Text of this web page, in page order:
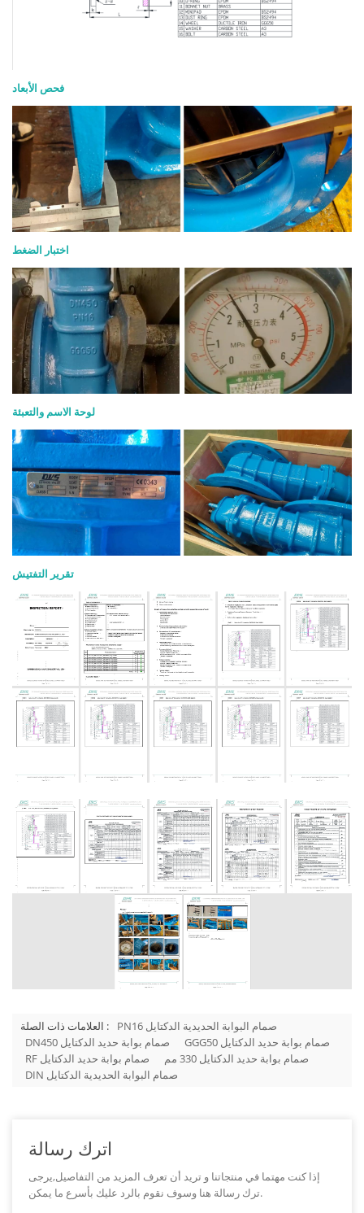
فحص الأبعاد
اختبار الضغط
لوحة الاسم والتعبئة
تقرير التفتيش
العلامات ذات الصلة :
PN16 صمام البوابة الحديدية الدكتايل
DN450 صمام بوابة حديد الدكتايل
GGG50 صمام بوابة حديد الدكتايل
RF صمام بوابة حديد الدكتايل
صمام بوابة حديد الدكتايل 330 مم
DIN صمام البوابة الحديدية الدكتايل
اترك رسالة
إذا كنت مهتما في منتجاتنا و تريد أن تعرف المزيد من التفاصيل,يرجى
ترك رسالة هنا وسوف نقوم بالرد عليك بأسرع ما يمكن.